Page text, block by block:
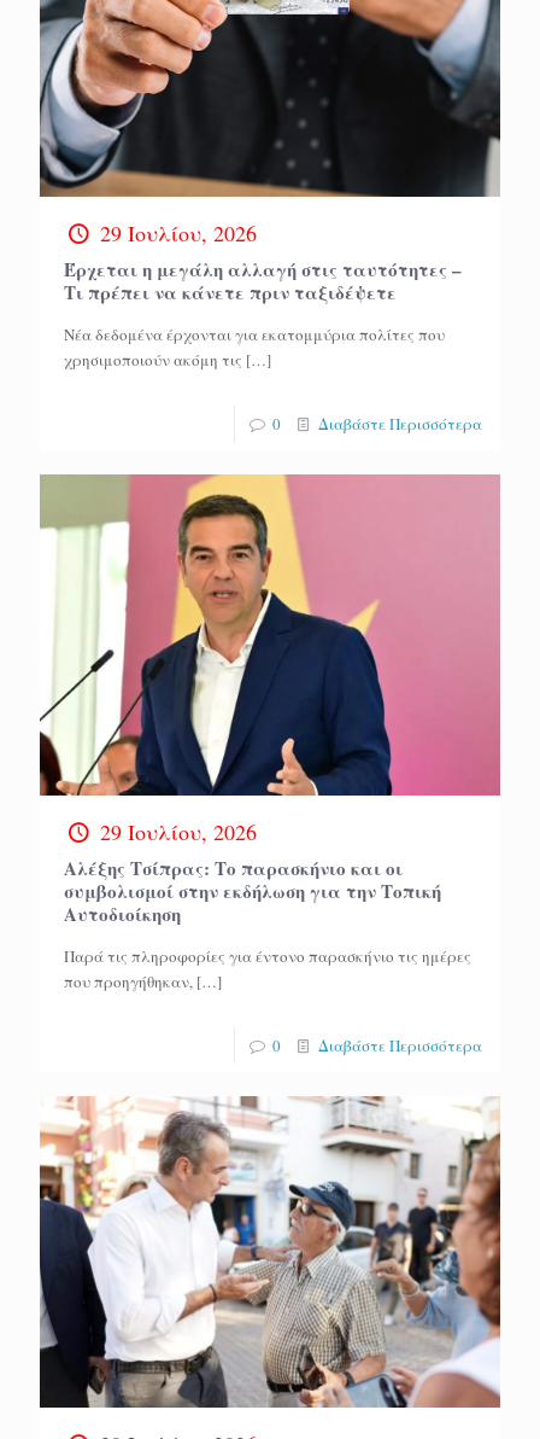
29 Ιουλίου, 2026
Έρχεται η μεγάλη αλλαγή στις ταυτότητες –
Τι πρέπει να κάνετε πριν ταξιδέψετε
Νέα δεδομένα έρχονται για εκατομμύρια πολίτες που
χρησιμοποιούν ακόμη τις […]
0 Διαβάστε Περισσότερα
29 Ιουλίου, 2026
Αλέξης Τσίπρας: Το παρασκήνιο και οι
συμβολισμοί στην εκδήλωση για την Τοπική
Αυτοδιοίκηση
Παρά τις πληροφορίες για έντονο παρασκήνιο τις ημέρες
που προηγήθηκαν, […]
0 Διαβάστε Περισσότερα